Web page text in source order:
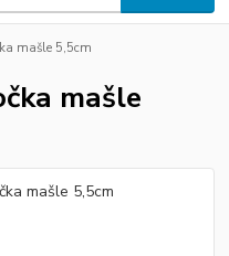
mašle 5,5cm
mašle